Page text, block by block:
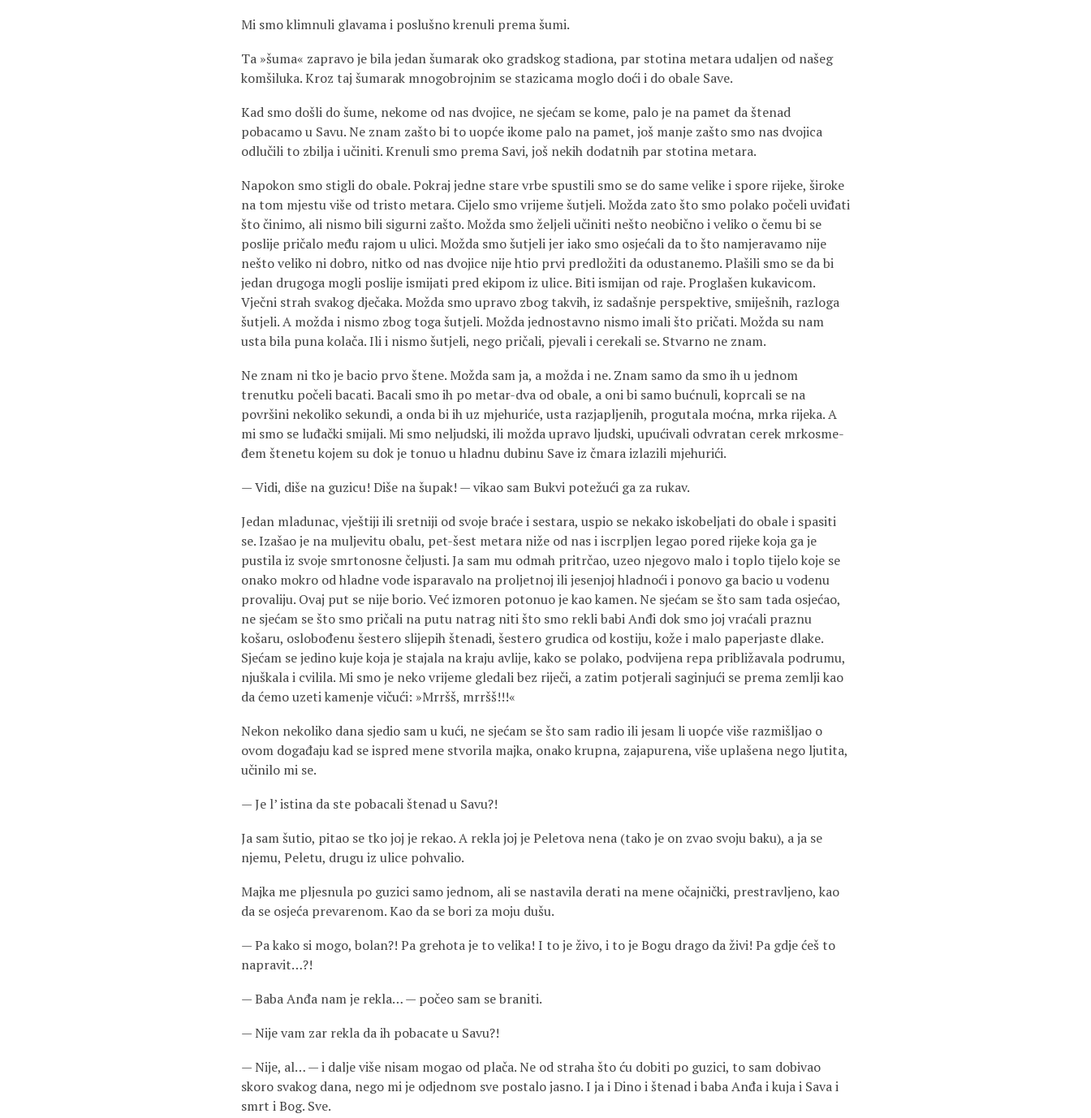
Mi smo klimnuli glavama i poslušno krenuli prema šumi.
Ta »šuma« zapravo je bila jedan šumarak oko gradskog stadiona, par stotina metara udaljen od našeg
komšiluka. Kroz taj šumarak mnogobrojnim se stazicama moglo doći i do obale Save.
Kad smo došli do šume, nekome od nas dvojice, ne sje­ćam se kome, palo je na pamet da štenad
pobacamo u Savu. Ne znam zašto bi to uopće ikome palo na pamet, još manje zašto smo nas dvojica
odlučili to zbilja i učiniti. Krenuli smo prema Savi, još nekih dodatnih par stotina metara.
Napokon smo stigli do obale. Pokraj jedne stare vrbe spustili smo se do same velike i spore rijeke, široke
na tom mjestu više od tristo metara. Cijelo smo vrijeme šutjeli. Možda zato što smo polako počeli uviđati
što činimo, ali nismo bili sigurni zašto. Možda smo željeli učiniti nešto neobično i veliko o čemu bi se
poslije pričalo među rajom u ulici. Možda smo šutjeli jer iako smo osjećali da to što namjerava­mo nije
nešto veliko ni dobro, nitko od nas dvojice nije htio prvi predložiti da odustanemo. Plašili smo se da bi
jedan drugoga mogli poslije ismijati pred ekipom iz ulice. Biti ismijan od raje. Proglašen kukavicom.
Vječni strah svakog dječaka. Možda smo upravo zbog takvih, iz sadašnje per­spektive, smiješnih, razloga
šutjeli. A možda i nismo zbog toga šutjeli. Možda jednostavno nismo imali što pričati. Možda su nam
usta bila puna kolača. Ili i nismo šutjeli, nego pričali, pjevali i cerekali se. Stvarno ne znam.
Ne znam ni tko je bacio prvo štene. Možda sam ja, a možda i ne. Znam samo da smo ih u jednom
trenutku poče­li bacati. Bacali smo ih po metar-­dva od obale, a oni bi samo bućnuli, koprcali se na
površini nekoliko sekundi, a onda bi ih uz mjehuriće, usta razjapljenih, progutala moćna, mrka rijeka. A
mi smo se luđački smijali. Mi smo neljudski, ili možda upravo ljudski, upućivali odvratan cerek mrkosme­
đem štenetu kojem su dok je tonuo u hladnu dubinu Save iz čmara izlazili mjehurići.
— Vidi, diše na guzicu! Diše na šupak! — vikao sam Bukvi potežući ga za rukav.
Jedan mladunac, vještiji ili sretniji od svoje braće i sesta­ra, uspio se nekako iskobeljati do obale i spasiti
se. Izašao je na muljevitu obalu, pet­-šest metara niže od nas i iscrpljen legao pored rijeke koja ga je
pustila iz svoje smrtonosne čeljusti. Ja sam mu odmah pritrčao, uzeo njegovo malo i toplo tijelo koje se
onako mokro od hladne vode isparavalo na proljetnoj ili jesenjoj hladnoći i ponovo ga bacio u vodenu
provaliju. Ovaj put se nije borio. Već izmoren potonuo je kao kamen. Ne sjećam se što sam tada osjećao,
ne sjećam se što smo pričali na putu natrag niti što smo rekli babi Anđi dok smo joj vraćali praznu
košaru, oslobođenu šestero slije­pih štenadi, šestero grudica od kostiju, kože i malo paperja­ste dlake.
Sjećam se jedino kuje koja je stajala na kraju avlije, kako se polako, podvijena repa približavala podrumu,
njuškala i cvilila. Mi smo je neko vrijeme gledali bez riječi, a zatim potjerali saginjući se prema zemlji kao
da ćemo uzeti kamenje vičući: »Mrršš, mrršš!!!«
Nekon nekoliko dana sjedio sam u kući, ne sjećam se što sam radio ili jesam li uopće više razmišljao o
ovom događaju kad se ispred mene stvorila majka, onako krupna, zajapurena, više uplašena nego ljutita,
učinilo mi se.
— Je l’ istina da ste pobacali štenad u Savu?!
Ja sam šutio, pitao se tko joj je rekao. A rekla joj je Pele­tova nena (tako je on zvao svoju baku), a ja se
njemu, Peletu, drugu iz ulice pohvalio.
Majka me pljesnula po guzici samo jednom, ali se nasta­vila derati na mene očajnički, prestravljeno, kao
da se osjeća prevarenom. Kao da se bori za moju dušu.
— Pa kako si mogo, bolan?! Pa grehota je to velika! I to je živo, i to je Bogu drago da živi! Pa gdje ćeš to
napravit…?!
— Baba Anđa nam je rekla… — počeo sam se braniti.
— Nije vam zar rekla da ih pobacate u Savu?!
— Nije, al… — i dalje više nisam mogao od plača. Ne od straha što ću dobiti po guzici, to sam dobivao
skoro svakog dana, nego mi je odjednom sve postalo jasno. I ja i Dino i štenad i baba Anđa i kuja i Sava i
smrt i Bog. Sve.